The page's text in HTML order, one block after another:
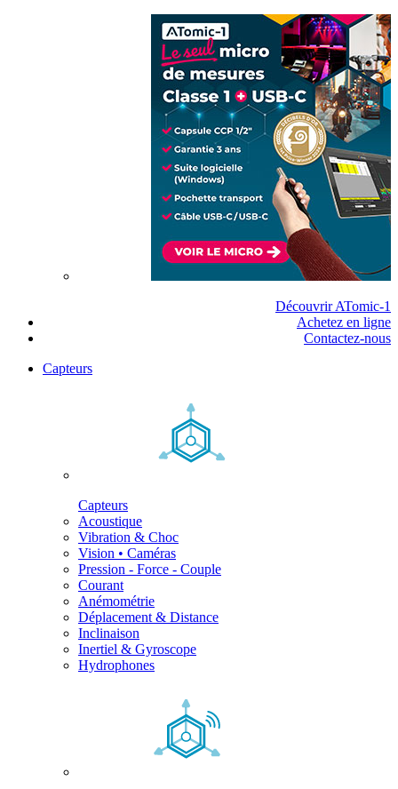
Découvrir ATomic-1
Achetez en ligne
Contactez-nous
Capteurs
Capteurs
Acoustique
Vibration & Choc
Vision • Caméras
Pression - Force - Couple
Courant
Anémométrie
Déplacement & Distance
Inclinaison
Inertiel & Gyroscope
Hydrophones